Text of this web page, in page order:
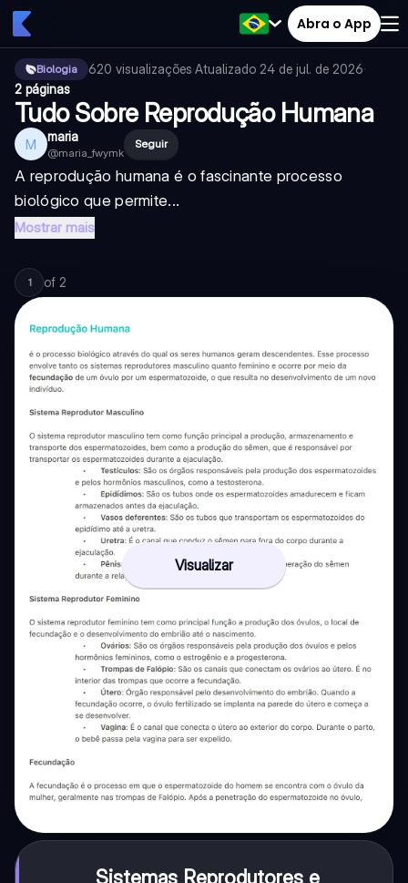
Abra o App
Biologia 620 visualizações·Atualizado 24 de jul. de 2026·
2 páginas
Tudo Sobre Reprodução Humana
M maria
@maria_fwymk
Seguir
A reprodução humana é o fascinante processo
biológico que permite...
Mostrar mais
1 of 2
Visualizar
Sistemas Reprodutores e